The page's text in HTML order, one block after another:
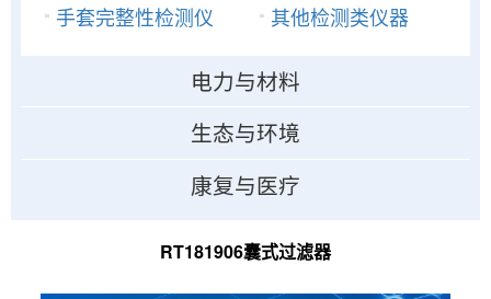
手套完整性检测仪
其他检测类仪器
电力与材料
生态与环境
康复与医疗
RT181906囊式过滤器